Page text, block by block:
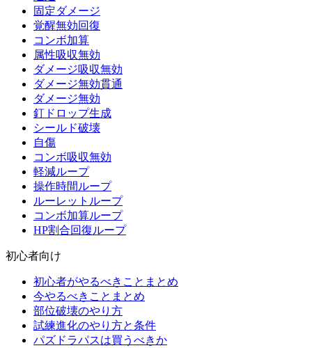
固定ダメージ
覚醒無効回復
コンボ加算
属性吸収無効
ダメージ吸収無効
ダメージ無効貫通
ダメージ無効
釘ドロップ生成
シールド破壊
自傷
コンボ吸収無効
軽減ループ
操作時間ループ
ルーレットループ
コンボ加算ループ
HP割合回復ループ
初心者向け
初心者がやるべきことまとめ
今やるべきことまとめ
部位破壊のやり方
試練進化のやり方と条件
パズドラパスは買うべきか